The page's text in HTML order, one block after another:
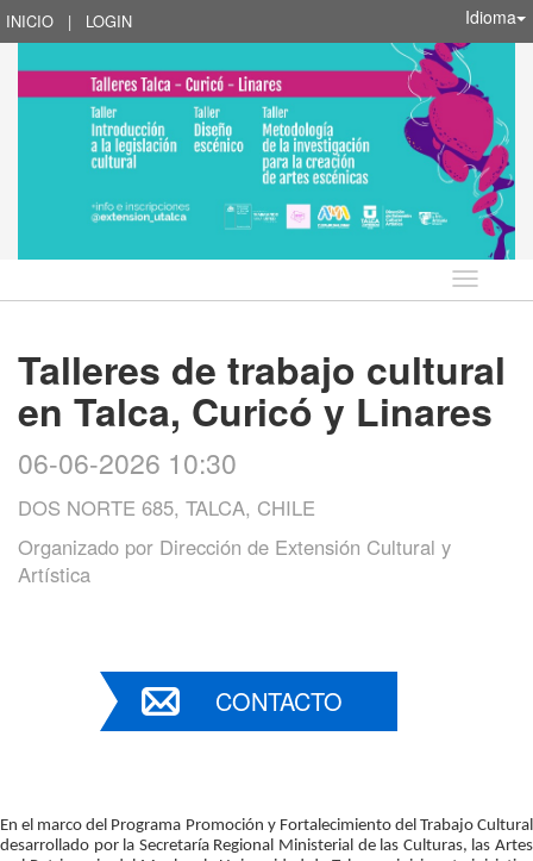
INICIO | LOGIN Idioma
Idioma
Talleres de trabajo cultural
en Talca, Curicó y Linares
06-06-2026 10:30
DOS NORTE 685, TALCA, CHILE
Organizado por Dirección de Extensión Cultural y
Artística
CONTACTO
En el marco del Programa Promoción y Fortalecimiento del Trabajo Cultural
desarrollado por la Secretaría Regional Ministerial de las Culturas, las Artes